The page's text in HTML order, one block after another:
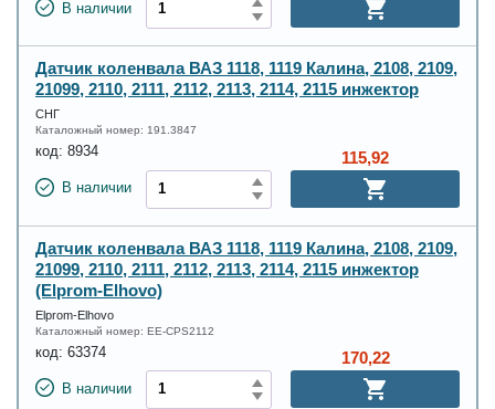
В наличии
Датчик коленвала ВАЗ 1118, 1119 Калина, 2108, 2109,
21099, 2110, 2111, 2112, 2113, 2114, 2115 инжектор
СНГ
Каталожный номер: 191.3847
код: 8934
В наличии
115,92
Датчик коленвала ВАЗ 1118, 1119 Калина, 2108, 2109,
21099, 2110, 2111, 2112, 2113, 2114, 2115 инжектор
(Elprom-Elhovo)
Elprom-Elhovo
Каталожный номер: EE-CPS2112
код: 63374
В наличии
170,22